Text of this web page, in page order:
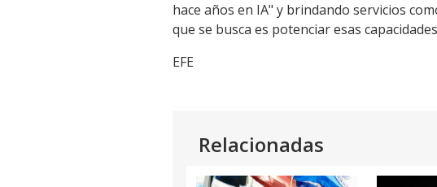
hace años en IA" y brindando servicios
que se busca es potenciar esas
EFE
Relacionadas